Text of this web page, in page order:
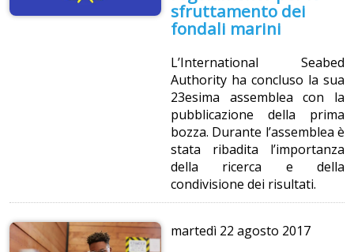
sfruttamento dei
fondali marini
L’International Seabed
Authority ha concluso la sua
23esima assemblea con la
pubblicazione della prima
bozza. Durante l’assemblea è
stata ribadita l’importanza
della ricerca e della
condivisione dei risultati.
martedì 22 agosto 2017